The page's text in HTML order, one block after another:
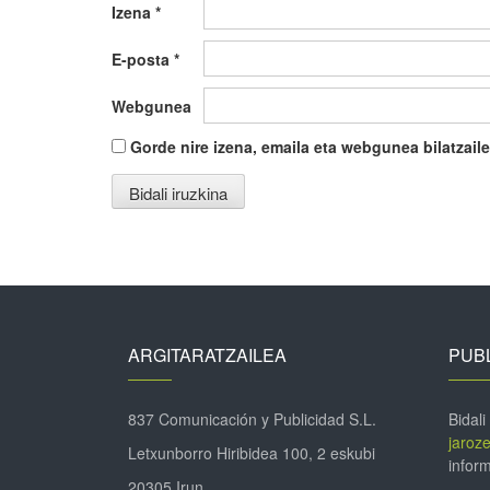
Izena *
E-posta *
Webgunea
Gorde nire izena, emaila eta webgunea
ARGITARATZAILEA
837 Comunicación y Publicidad S.L.
Letxunborro Hiribidea 100, 2 eskubi